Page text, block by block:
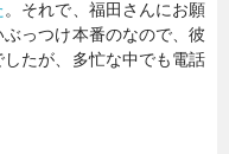
。それで、福田さんにお願
っつけ本番のなので、彼
たが、多忙な中でも電話